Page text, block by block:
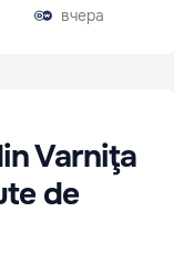
вчера
Varniţa
de